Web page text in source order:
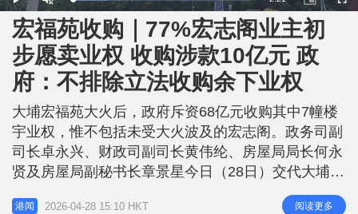
P
l
a
y
U
n
m
u
t
e
o
a
d
e
d
9
.
8
6
m
a
n
P
i
c
t
u
r
e
-
i
c
t
r
F
u
宏福苑收购｜77%宏志阁业主初
步愿卖业权 收购涉款10亿元 政
府：不排除立法收购余下业权
大埔宏福苑大火后，政府斥资68亿元收购其中7幢楼
宇业权，惟不包括未受大火波及的宏志阁。政务司副
司长卓永兴、财政司副司长黄伟纶、房屋局局长何永
贤及房屋局副秘书长章景星今日（28日）交代大埔宏
福苑宏志阁后续安排。 黄伟纶首先重申，宏志阁（H
港闻 2026-04-28 15:10 HKT 阅读更多